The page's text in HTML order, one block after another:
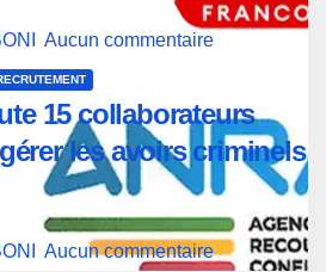
Aucun commentaire
15 collaborateurs
les avoirs criminels
Aucun commentaire